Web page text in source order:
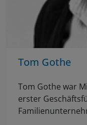
Tom Gothe
Tom Gothe war
erster